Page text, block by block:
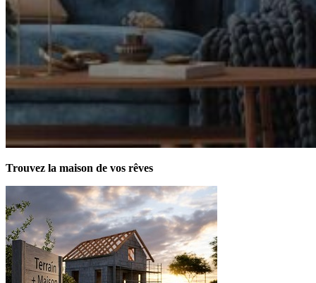
Trouvez la maison de vos rêves